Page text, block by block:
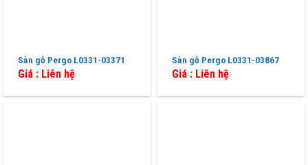
Sàn gỗ Pergo L0331-03371
Giá : Liên hệ
Sàn gỗ Pergo L0331-03867
Giá : Liên hệ